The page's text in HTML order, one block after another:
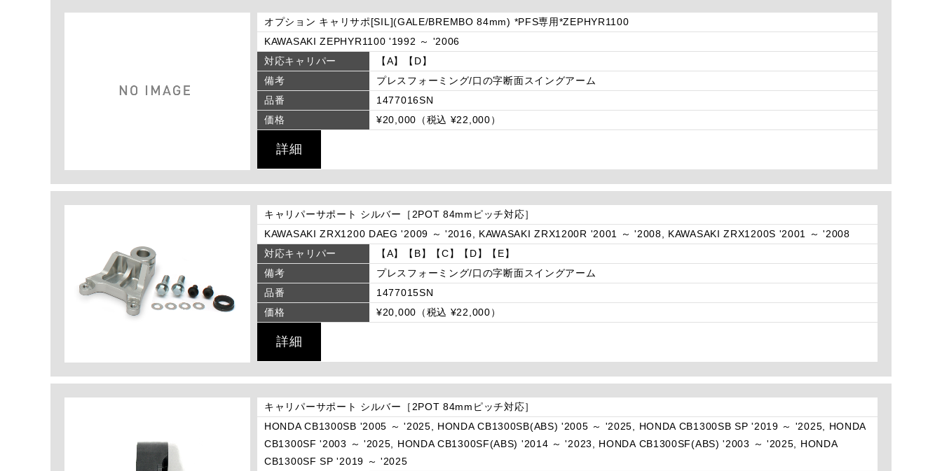
オプション キャリサポ[SIL](GALE/BREMBO 84mm) *PFS専用*ZEPHYR1100
KAWASAKI ZEPHYR1100 '1992 ～ '2006
対応キャリパー
【A】【D】
備考
プレスフォーミング/口の字断面スイングアーム
品番
1477016SN
価格
¥20,000（税込 ¥22,000）
詳細
キャリパーサポート シルバー［2POT 84mmピッチ対応］
KAWASAKI ZRX1200 DAEG '2009 ～ '2016, KAWASAKI ZRX1200R '2001 ～ '2008, KAWASAKI ZRX1200S '2001 ～ '2008
対応キャリパー
【A】【B】【C】【D】【E】
備考
プレスフォーミング/口の字断面スイングアーム
品番
1477015SN
価格
¥20,000（税込 ¥22,000）
詳細
キャリパーサポート シルバー［2POT 84mmピッチ対応］
HONDA CB1300SB '2005 ～ '2025, HONDA CB1300SB(ABS) '2005 ～ '2025, HONDA CB1300SB SP '2019 ～ '2025, HONDA
CB1300SF '2003 ～ '2025, HONDA CB1300SF(ABS) '2014 ～ '2023, HONDA CB1300SF(ABS) '2003 ～ '2025, HONDA
CB1300SF SP '2019 ～ '2025